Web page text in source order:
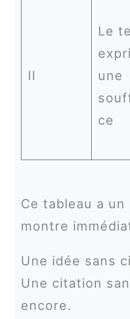
II
Le
une
ce
Ce tableau a
montre
Une idée sans
Une citation
encore.